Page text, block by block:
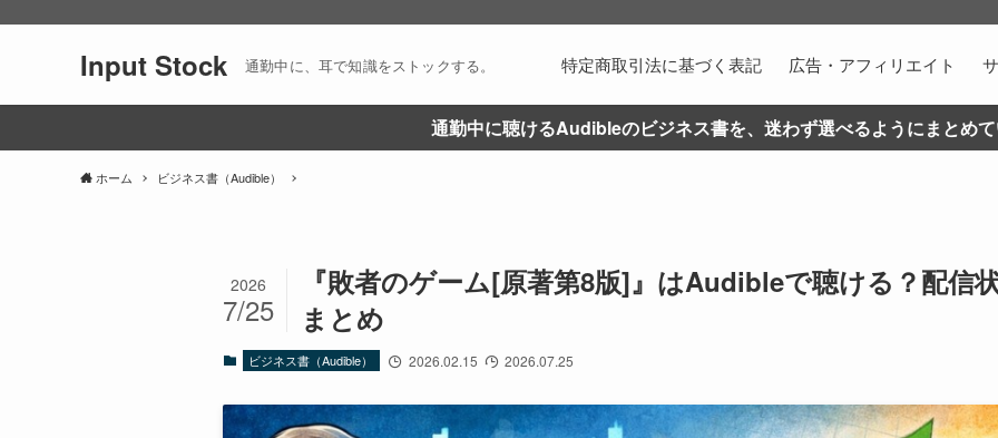
Input Stock 通勤中に、耳で知識をストックする。 特定商取引法に基づく表記 広告・アフィリエイト
通勤中に聴けるAudibleのビジネス書を、迷わず選べるようにまとめて
ホーム ビジネス書（Audible）
『敗者のゲーム[原著第8版]』はAudibleで聴ける？配信
まとめ
2026
7/25
ビジネス書（Audible） 2026.02.15 2026.07.25